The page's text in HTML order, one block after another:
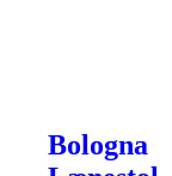
Bologna